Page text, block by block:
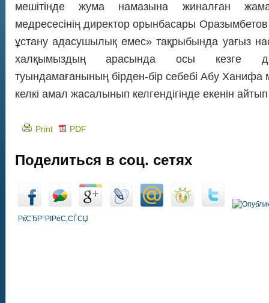
мешітінде жума намазына жиналған
медресесінің директор орынбасары
ұстану адасушылық емес» тақрыбында уағыз
халқымыздың арасында осы кезге
туындамағанының бірден-бір себебі Абу Ханифа
келкі амал жасалынып келгендігінде екенін айтып
Print PDF
Поделиться в соц. сетях
РќСЂР°РІРёС‚СЃСЏ